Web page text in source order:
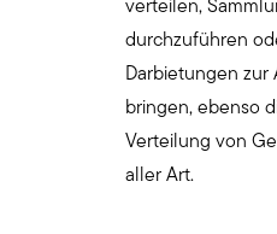
verteilen,
durchzuführen
Darbietungen zur
bringen, ebenso
Verteilung von
aller Art.